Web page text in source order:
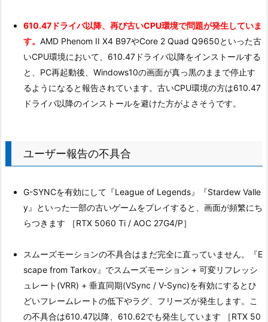
610.47ドライバ以降、再び古いCPU環境で問題が発生していま
す。 AMD Phenom II X4 B97やCore 2 Quad Q9650といった古
いCPU環境において、610.47ドライバ以降をインストールする
と、PC再起動後、Windows10の画面が真っ黒のままで停止す
るようになると報告されています。古いCPU環境の方は610.47
ドライバ以降のインストールを避けた方がよさそうです。
ユーザー報告の不具合
G-SYNCを有効にして『League of Legends』『Stardew Valle
y』といった一部の古いゲームをプレイすると、画面が頻繁にち
らつきます ［RTX 5060 Ti / AOC 27G4/P］
スムーズモーションの不具合はまだ完全に直っていません。『E
scape from Tarkov』でスムーズモーション + 可変リフレッシ
ュレート(VRR) + 垂直同期(VSync / V-Sync)を有効にするとひ
どいフレームレートの低下やラグ、フリーズが発生します。こ
の不具合は610.47以降、610.62でも発生しています ［RTX 50